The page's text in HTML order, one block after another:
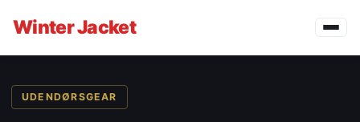
WinterJacket
UDENDØRSGEAR